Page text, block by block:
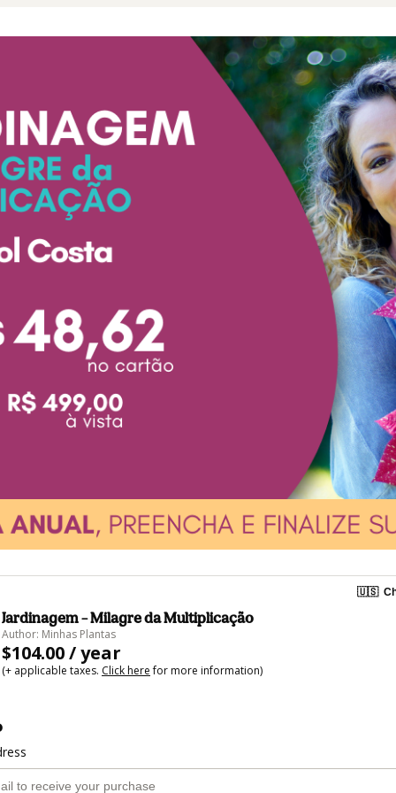
🇺🇸
Jardinagem – Milagre da Multiplicação
Author: Minhas Plantas
$104.00 / year
(+ applicable taxes. Click herefor more information)